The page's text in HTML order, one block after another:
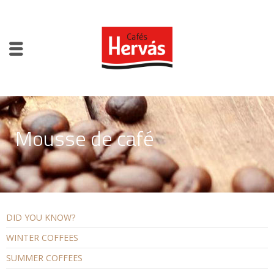
Mousse de café
DID YOU KNOW?
WINTER COFFEES
SUMMER COFFEES